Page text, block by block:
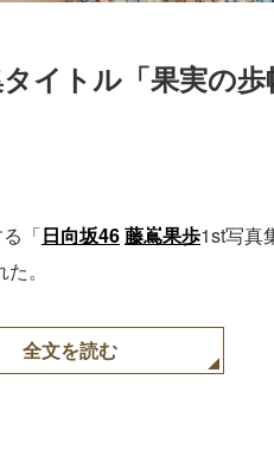
イトル「果実の
「日向坂46藤嶌果歩1st写真
。
全文を読む